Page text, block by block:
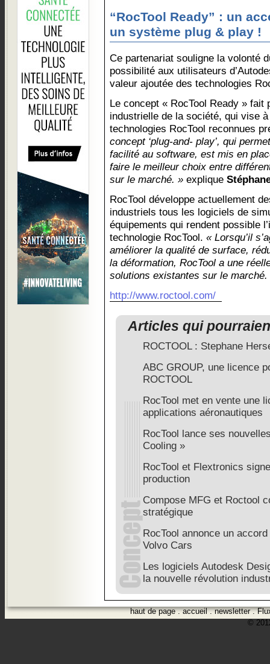
“RocTool Ready” : un
un système plug & play !
Ce partenariat souligne la volonté
possibilité aux utilisateurs
valeur ajoutée des technologies
Le concept « RocTool Ready »
industrielle de la société, qui vise
technologies RocTool reconnues
concept ‘plug-and- play’, qui
facilité au software, est mis en
faire le meilleur choix entre
sur le marché. » explique
RocTool développe actuellement
industriels tous les logiciels de
équipements qui rendent possible
technologie RocTool. « Lorsqu’il
améliorer la qualité de surface,
la déformation, RocTool a une
solutions existantes sur le marché.
http://www.roctool.com/
Articles qui
ROCTOOL : Stephane
ABC GROUP, une licence
ROCTOOL
RocTool met en vente une
applications aéronautiques
RocTool lance ses
Cooling »
RocTool et Flextronics
production
Compose MFG et Roctool
stratégique
RocTool annonce un
Volvo Cars
Les logiciels Autodesk
la nouvelle révolution
haut de page.accueil.newsletter.
©